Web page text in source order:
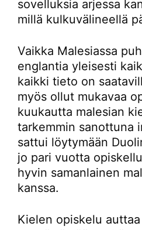
sovelluksia arjessa
millä kulkuvälineellä
Vaikka Malesiassa
englantia yleisesti
kaikki tieto on
myös ollut mukavaa
kuukautta malesian
tarkemmin sanottuna
sattui löytymään
jo pari vuotta
hyvin samanlainen
kanssa.
Kielen opiskelu